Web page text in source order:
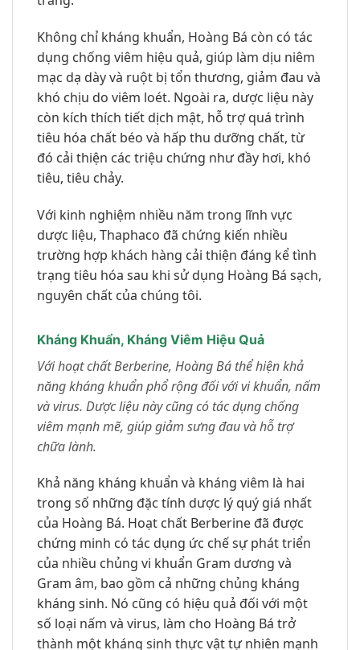
Không chỉ kháng khuẩn, Hoàng Bá còn có tác
dụng chống viêm hiệu quả, giúp làm dịu niêm
mạc dạ dày và ruột bị tổn thương, giảm đau và
khó chịu do viêm loét. Ngoài ra, dược liệu này
còn kích thích tiết dịch mật, hỗ trợ quá trình
tiêu hóa chất béo và hấp thu dưỡng chất, từ
đó cải thiện các triệu chứng như đầy hơi, khó
tiêu, tiêu chảy.
Với kinh nghiệm nhiều năm trong lĩnh vực
dược liệu, Thaphaco đã chứng kiến nhiều
trường hợp khách hàng cải thiện đáng kể tình
trạng tiêu hóa sau khi sử dụng Hoàng Bá sạch,
nguyên chất của chúng tôi.
Kháng Khuẩn, Kháng Viêm Hiệu Quả
Với hoạt chất Berberine, Hoàng Bá thể hiện khả
năng kháng khuẩn phổ rộng đối với vi khuẩn, nấm
và virus. Dược liệu này cũng có tác dụng chống
viêm mạnh mẽ, giúp giảm sưng đau và hỗ trợ
chữa lành.
Khả năng kháng khuẩn và kháng viêm là hai
trong số những đặc tính dược lý quý giá nhất
của Hoàng Bá. Hoạt chất Berberine đã được
chứng minh có tác dụng ức chế sự phát triển
của nhiều chủng vi khuẩn Gram dương và
Gram âm, bao gồm cả những chủng kháng
kháng sinh. Nó cũng có hiệu quả đối với một
số loại nấm và virus, làm cho Hoàng Bá trở
thành một kháng sinh thực vật tự nhiên mạnh